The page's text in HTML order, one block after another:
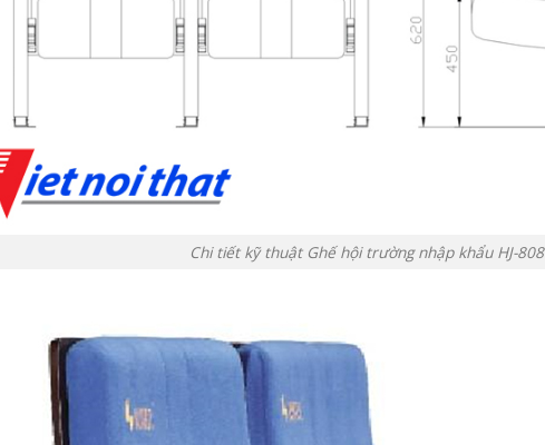
Chi tiết kỹ thuật Ghế hội trường nhập khẩu HJ-808